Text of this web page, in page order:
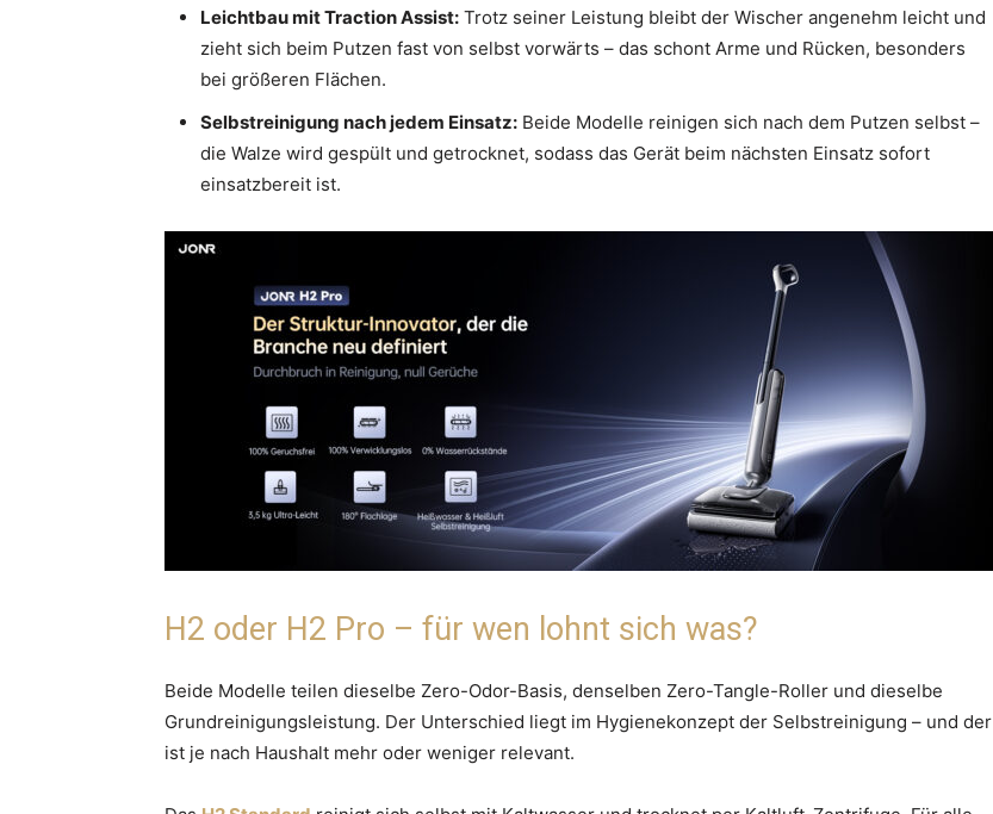
Leichtbau mit Traction Assist: Trotz seiner Leistung bleibt der Wischer angenehm leicht und
zieht sich beim Putzen fast von selbst vorwärts – das schont Arme und Rücken, besonders
bei größeren Flächen.
Selbstreinigung nach jedem Einsatz: Beide Modelle reinigen sich nach dem Putzen selbst –
die Walze wird gespült und getrocknet, sodass das Gerät beim nächsten Einsatz sofort
einsatzbereit ist.
H2 oder H2 Pro – für wen lohnt sich was?
Beide Modelle teilen dieselbe Zero-Odor-Basis, denselben Zero-Tangle-Roller und dieselbe
Grundreinigungsleistung. Der Unterschied liegt im Hygienekonzept der Selbstreinigung – und der
ist je nach Haushalt mehr oder weniger relevant.